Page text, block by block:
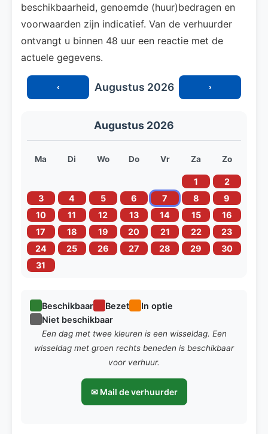
beschikbaarheid, genoemde (huur)bedragen en
voorwaarden zijn indicatief. Van de verhuurder
ontvangt u binnen 48 uur een reactie met de
actuele gegevens.
‹ Augustus 2026 ›
Augustus 2026
Ma Di Wo Do Vr Za Zo
1
2
3
4 5 6 7 8
9
10
11 12 13 14 15
16
17
18 19 20 21 22
23
24
25 26 27 28 29
30
31
Beschikbaar Bezet
In optie
Niet beschikbaar
Een dag met twee kleuren is een wisseldag. Een
wisseldag met groen rechts beneden is beschikbaar
voor verhuur.
✉ Mail de verhuurder